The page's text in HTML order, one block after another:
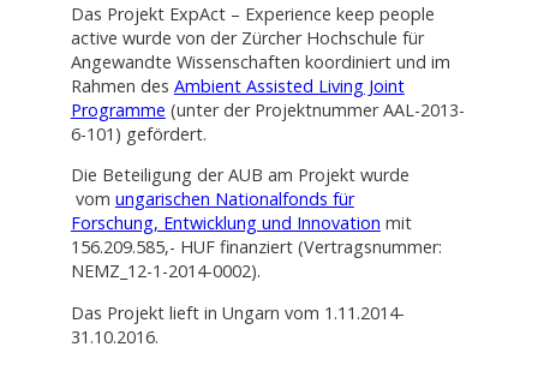
Das Projekt ExpAct – Experience keep people
active wurde von der Zürcher Hochschule für
Angewandte Wissenschaften koordiniert und im
Rahmen des Ambient Assisted Living Joint
Programme (unter der Projektnummer AAL-2013-
6-101) gefördert.
Die Beteiligung der AUB am Projekt wurde
vom ungarischen Nationalfonds für
Forschung, Entwicklung und Innovation mit
156.209.585,- HUF finanziert (Vertragsnummer:
NEMZ_12-1-2014-0002).
Das Projekt lieft in Ungarn vom 1.11.2014-
31.10.2016.